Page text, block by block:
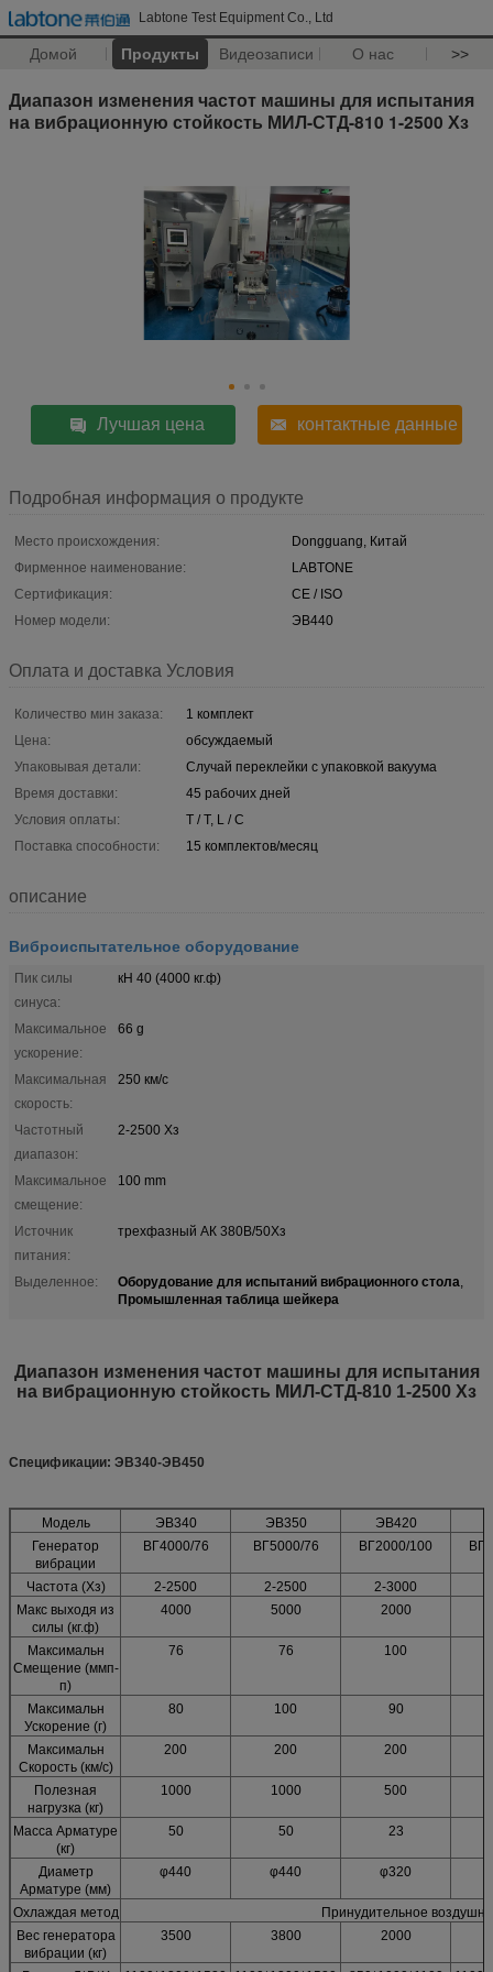
Labtone Test Equipment Co., Ltd
Домой Продукты Видеозаписи О нас >>
Диапазон изменения частот машины для испытания
на вибрационную стойкость МИЛ-СТД-810 1-2500 Хз
Лучшая цена контактные данные
Подробная информация о продукте
Место происхождения:
Dongguang, Китай
Фирменное наименование:
LABTONE
Сертификация:
CE / ISO
Номер модели:
ЭВ440
Оплата и доставка Условия
Количество мин заказа:
1 комплект
Цена:
обсуждаемый
Упаковывая детали:
Случай переклейки с упаковкой вакуума
Время доставки:
45 рабочих дней
Условия оплаты:
T / T, L / C
Поставка способности:
15 комплектов/месяц
описание
Виброиспытательное оборудование
Пик силы
синуса:
кН 40 (4000 кг.ф)
Максимальное
ускорение:
66 g
Максимальная
скорость:
250 км/с
Частотный
диапазон:
2-2500 Хз
Максимальное
смещение:
100 mm
Источник
питания:
трехфазный АК 380В/50Хз
Выделенное: Оборудование для испытаний вибрационного стола,
Промышленная таблица шейкера
Диапазон изменения частот машины для испытания
на вибрационную стойкость МИЛ-СТД-810 1-2500 Хз
Спецификации: ЭВ340-ЭВ450
Модель ЭВ340 ЭВ350 ЭВ420
Генератор
вибрации
ВГ4000/76 ВГ5000/76 ВГ2000/100
Частота (Хз) 2-2500 2-2500 2-3000
Макс выходя из
силы (кг.ф)
4000 5000 2000
Максимальн
Смещение (ммп-
п)
76 76 100
Максимальн
Ускорение (г)
80 100 90
Максимальн
Скорость (км/с)
200 200 200
Полезная
нагрузка (кг)
1000 1000 500
Масса Арматуре
(кг)
50 50 23
Диаметр
Арматуре (мм)
φ440 φ440 φ320
Охлаждая метод
Принудительное
Вес генератора
вибрации (кг)
3500 3800 2000